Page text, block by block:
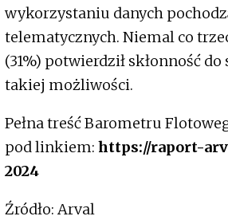
wykorzystaniu danych
telematycznych. Niemal co
(31%) potwierdził skłonność
takiej możliwości.
Pełna treść Barometru
pod linkiem: https://raport-
2024
Źródło: Arval